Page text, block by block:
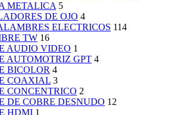
METALICA 5
DE OJO 4
ELECTRICOS 114
TW 16
AUDIO VIDEO 1
AUTOMOTRIZ GPT 4
BICOLOR 4
COAXIAL 3
CONCENTRICO 2
DE COBRE DESNUDO 12
HDMI 1